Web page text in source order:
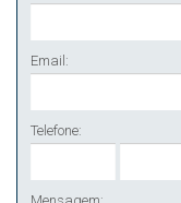
Email:
Telefone: